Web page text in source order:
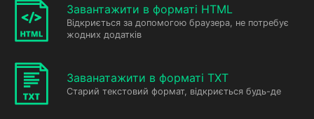
Завантажити в форматі HTML
Відкриється за допомогою браузера, не потребує
жодних додатків
Заванатажити в форматі TXT
Старий текстовий формат, відкриється будь-де